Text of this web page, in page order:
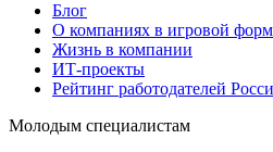
Блог
О компаниях в игровой
Жизнь в компании
ИТ-проекты
Рейтинг работодателей
Молодым специалистам